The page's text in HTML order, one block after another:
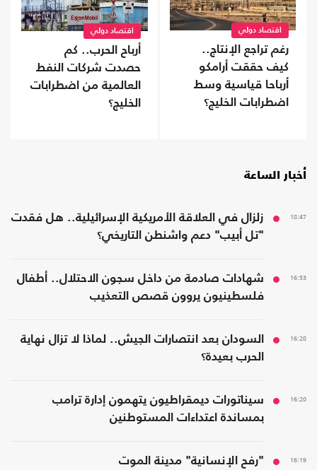
اقتصاد دولي
رغم تراجع الإنتاج..
كيف حققت أرامكو
أرباحا قياسية وسط
اضطرابات الخليج؟
اقتصاد دولي
أرباح الحرب.. كم
حصدت شركات النفط
العالمية من اضطرابات
الخليج؟
أخبار الساعة
18:47
زلزال في العلاقة الأمريكية الإسرائيلية.. هل فقدت
"تل أبيب" دعم واشنطن التاريخي؟
16:53
شهادات صادمة من داخل سجون الاحتلال.. أطفال
فلسطينيون يروون قصص التعذيب
16:28
السودان بعد انتصارات الجيش.. لماذا لا تزال نهاية
الحرب بعيدة؟
16:20
سيناتورات ديمقراطيون يتهمون إدارة ترامب
بمساندة اعتداءات المستوطنين
16:19 "رفح الإنسانية" مدينة الموت